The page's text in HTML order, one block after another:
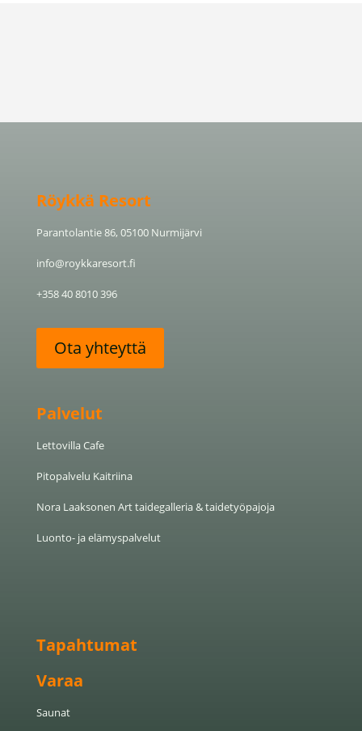
Röykkä Resort
Parantolantie 86, 05100 Nurmijärvi
info@roykkaresort.fi
+358 40 8010 396
Ota yhteyttä
Palvelut
Lettovilla Cafe
Pitopalvelu Kaitriina
Nora Laaksonen Art taide­galleria & taide­työ­pajoja
Luonto- ja elämyspalvelut
Tapahtumat
Varaa
Saunat